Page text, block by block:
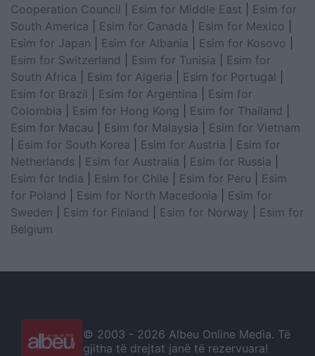
Cooperation Council
Esim for Middle East
Esim for
South America
Esim for Canada Esim for Mexico
Esim for Japan
Esim for Albania Esim for Kosovo
Esim for Switzerland
Esim for Tunisia
Esim for
South Africa
Esim for Algeria Esim for Portugal
Esim for Brazil
Esim for Argentina
Esim for
Colombia
Esim for Hong Kong Esim for Thailand
Esim for Macau
Esim for Malaysia
Esim for Vietnam
Esim for South Korea Esim for Austria
Esim for
Netherlands
Esim for Australia Esim for Russia
Esim for India
Esim for Chile Esim for Peru
Esim
for Poland
Esim for North Macedonia
Esim for
Sweden
Esim for Finland Esim for Norway
Esim for
Belgium
© 2003 - 2026 Albeu Online Media. Të
gjitha të drejtat janë të rezervuara!